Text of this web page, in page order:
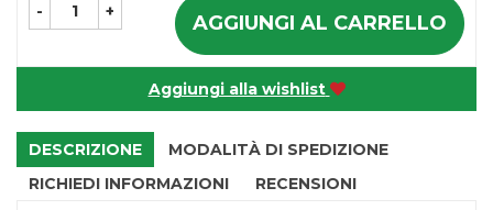
- + AGGIUNGI AL CARRELLO
Aggiungi alla wishlist
DESCRIZIONE
MODALITÀ DI SPEDIZIONE
RICHIEDI INFORMAZIONI
RECENSIONI